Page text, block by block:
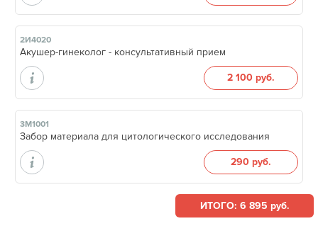
2И4020
Акушер-гинеколог - консультативный прием
2 100 руб.
3М1001
Забор материала для цитологического исследования
290 руб.
ИТОГО: 6 895 руб.